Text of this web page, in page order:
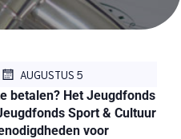
AUGUSTUS 5
betalen? Het Jeugdfonds
Sport & Cultuur
voor